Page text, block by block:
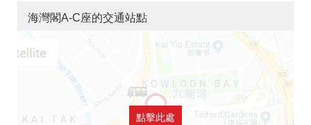
海灣閣A-C座的交通站點
點擊此處